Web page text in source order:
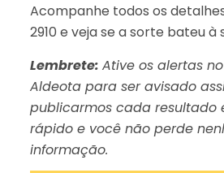
Acompanhe todos os
2910 e veja se a sorte bateu à
Lembrete: Ative os alertas
Aldeota para ser avisado
publicarmos cada resultado
rápido e você não perde
informação.